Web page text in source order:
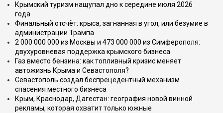
Крымский туризм нащупал дно к середине июля 2026
года
Финальный отсчёт: крыса, загнанная в угол, или безумие в
администрации Трампа
2 000 000 000 из Москвы и 473 000 000 из Симферополя:
двухуровневая поддержка крымского бизнеса
Газ вместо бензина: как топливный кризис меняет
автожизнь Крыма и Севастополя?
Севастополь создал беспрецедентный механизм
спасения местного бизнеса
Крым, Краснодар, Дагестан: география новой винной
рекламы, которая охватит только южные